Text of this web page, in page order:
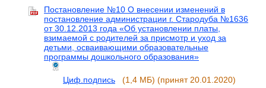
Постановление №10 О внесении изменений в
постановление администрации г. Стародуба №1636
от 30.12.2013 года «Об установлении платы,
взимаемой с родителей за присмотр и уход за
детьми, осваивающими образовательные
программы дошкольного образования»
Циф.подпись (1,4 МБ) (принят 20.01.2020)